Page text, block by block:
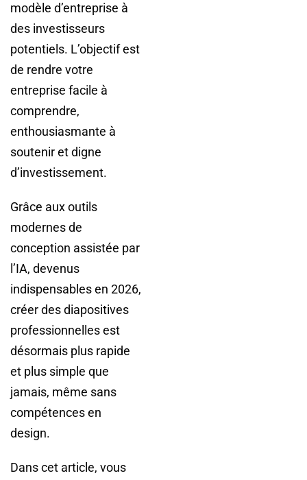
modèle d’entreprise à
des investisseurs
potentiels. L’objectif est
de rendre votre
entreprise facile à
comprendre,
enthousiasmante à
soutenir et digne
d’investissement.
Grâce aux outils
modernes de
conception assistée par
l’IA, devenus
indispensables en 2026,
créer des diapositives
professionnelles est
désormais plus rapide
et plus simple que
jamais, même sans
compétences en
design.
Dans cet article, vous